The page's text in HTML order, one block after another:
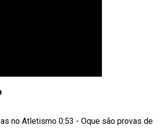
no Atletismo 0:53 - Oque são provas de